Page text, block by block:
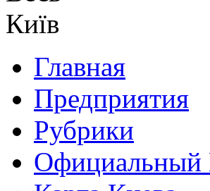
Главная
Предприятия
Рубрики
Официальный